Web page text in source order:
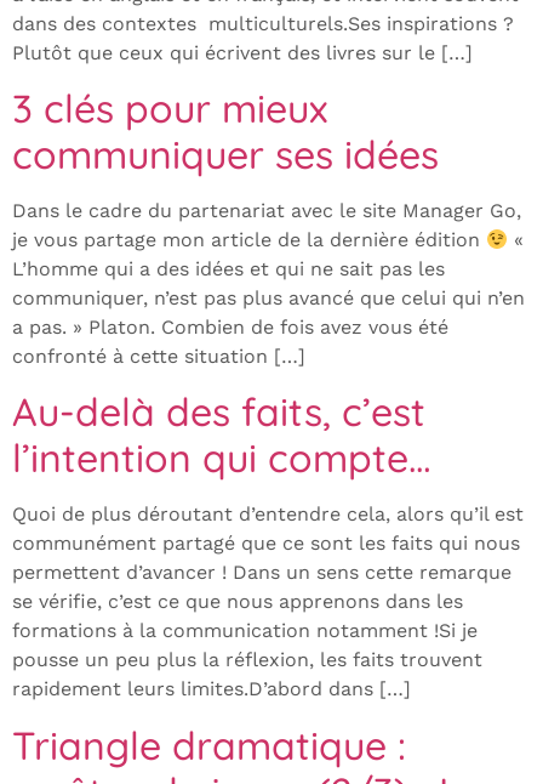
dans des contextes multiculturels.Ses inspirations ?
Plutôt que ceux qui écrivent des livres sur le […]
3 clés pour mieux
communiquer ses idées
Dans le cadre du partenariat avec le site Manager Go,
je vous partage mon article de la dernière édition
«
L’homme qui a des idées et qui ne sait pas les
communiquer, n’est pas plus avancé que celui qui n’en
a pas. » Platon. Combien de fois avez vous été
confronté à cette situation […]
Au-delà des faits, c’est
l’intention qui compte…
Quoi de plus déroutant d’entendre cela, alors qu’il est
communément partagé que ce sont les faits qui nous
permettent d’avancer ! Dans un sens cette remarque
se vérifie, c’est ce que nous apprenons dans les
formations à la communication notamment !Si je
pousse un peu plus la réflexion, les faits trouvent
rapidement leurs limites.D’abord dans […]
Triangle dramatique :